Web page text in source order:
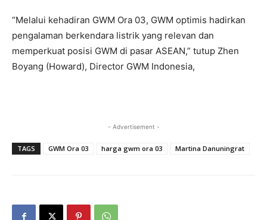
“Melalui kehadiran GWM Ora 03, GWM optimis hadirkan
pengalaman berkendara listrik yang relevan dan
memperkuat posisi GWM di pasar ASEAN,” tutup Zhen
Boyang (Howard), Director GWM Indonesia,
- Advertisement -
TAGS GWM Ora 03 harga gwm ora 03 Martina Danuningrat